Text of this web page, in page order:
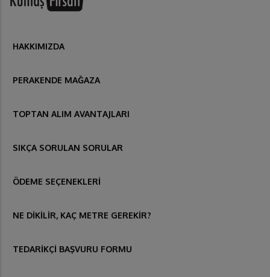
HAKKIMIZDA
PERAKENDE MAĞAZA
TOPTAN ALIM AVANTAJLARI
SIKÇA SORULAN SORULAR
ÖDEME SEÇENEKLERİ
NE DİKİLİR, KAÇ METRE GEREKİR?
TEDARİKÇİ BAŞVURU FORMU